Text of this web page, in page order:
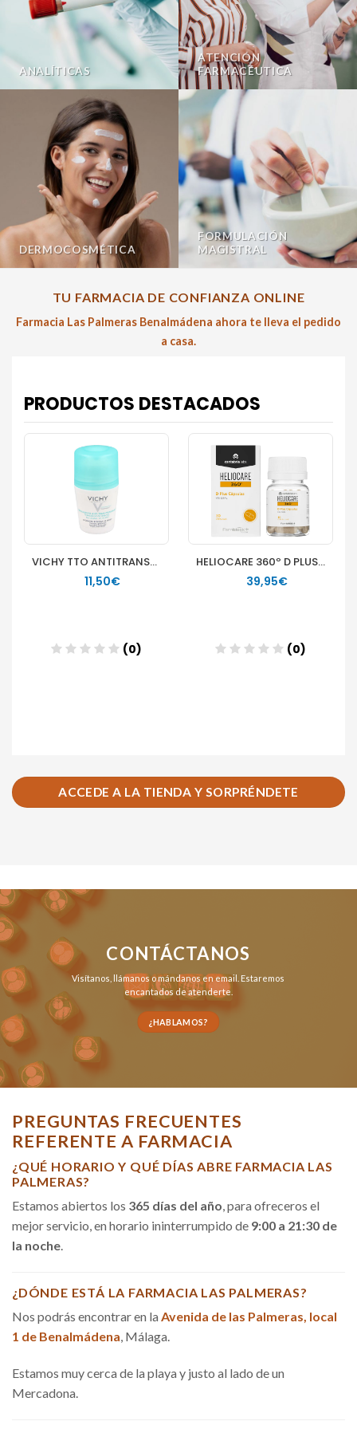
ANALÍTICAS
ATENCIÓN
FARMACÉUTICA
DERMOCOSMÉTICA
FORMULACIÓN
MAGISTRAL
TU FARMACIA DE CONFIANZA ONLINE
Farmacia Las Palmeras Benalmádena ahora te lleva el pedido
a casa.
ACCEDE A LA TIENDA Y SORPRÉNDETE
CONTÁCTANOS
Visítanos, llámanosomándanos en email . Estaremos
encantados de atenderte.
¿HABLAMOS?
PREGUNTAS FRECUENTES
REFERENTE A FARMACIA
¿QUÉ HORARIO Y QUÉ DÍAS ABRE FARMACIA LAS
PALMERAS?
Estamos abiertos los 365 días del año, para ofreceros el
mejor servicio, en horario ininterrumpido de 9:00 a 21:30 de
la noche.
¿DÓNDE ESTÁ LA FARMACIA LAS PALMERAS?
Nos podrás encontrar en la Avenida de las Palmeras, local
1 de Benalmádena, Málaga.
Estamos muy cerca de la playa y justo al lado de un
Mercadona.